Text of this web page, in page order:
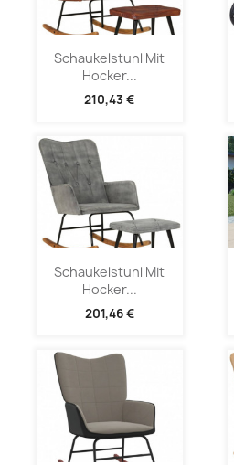
Schaukelstuhl Mit
Hocker...
210,43 €
Schaukelstuhl Mit
Hocker...
201,46 €